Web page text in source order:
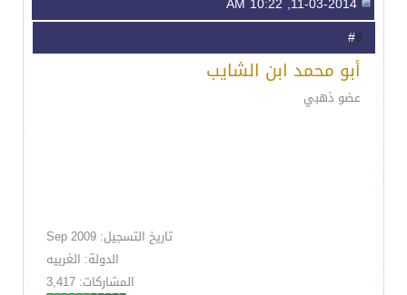
6
أبو محمد ابن الشايب
عضو ذهبي
تاريخ التسجيل: Sep 2009
الدولة: الغربيه
المشاركات: 3,417